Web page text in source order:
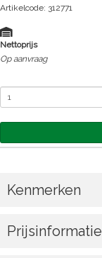
Artikelcode: 312771
Nettoprijs
Op aanvraag
Kenmerken
Prijsinformatie